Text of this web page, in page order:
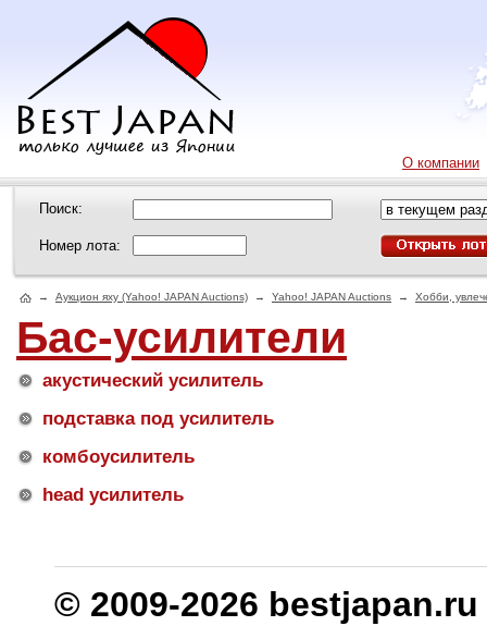
О компании
Поиск:
Номер лота:
→ Аукцион яху (Yahoo! JAPAN Auctions) → Yahoo! JAPAN Auctions → Хобби,
Бас-усилители
акустический усилитель
подставка под усилитель
комбоусилитель
head усилитель
© 2009-2026